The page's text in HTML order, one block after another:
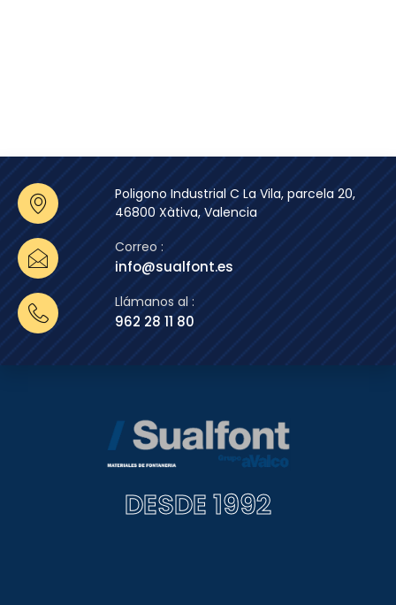
Poligono Industrial C La Vila, parcela 20,
46800 Xàtiva, Valencia
Correo :
info@sualfont.es
Llámanos al :
962 28 11 80
DESDE 1992